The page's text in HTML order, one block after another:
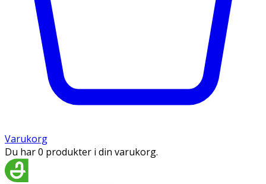
Varukorg
Du har 0 produkter i din varukorg.